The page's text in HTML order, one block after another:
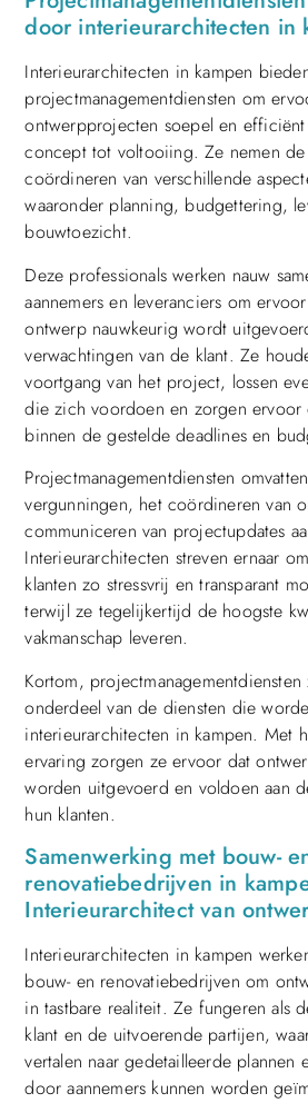
door interieurarchitecten in
Interieurarchitecten in kampen
projectmanagementdiensten om
ontwerpprojecten soepel en
concept tot voltooiing. Ze nemen
coördineren van verschillende
waaronder planning, budgettering,
bouwtoezicht.
Deze professionals werken nauw
aannemers en leveranciers om
ontwerp nauwkeurig wordt
verwachtingen van de klant. Ze
voortgang van het project, lossen
die zich voordoen en zorgen
binnen de gestelde deadlines en
Projectmanagementdiensten
vergunningen, het coördineren van
communiceren van projectupdates
Interieurarchitecten streven ernaar
klanten zo stressvrij en transparant
terwijl ze tegelijkertijd de hoogste
vakmanschap leveren.
Kortom,
onderdeel van de diensten die
interieurarchitecten in kampen. Met
ervaring zorgen ze ervoor dat
worden uitgevoerd en voldoen aan
hun klanten.
Samenwerking met bouw-
renovatiebedrijven in
Interieurarchitect van
Interieurarchitecten in kampen
bouw- en renovatiebedrijven om
in tastbare realiteit. Ze fungeren als
klant en de uitvoerende partijen,
vertalen naar gedetailleerde plannen
door aannemers kunnen worden